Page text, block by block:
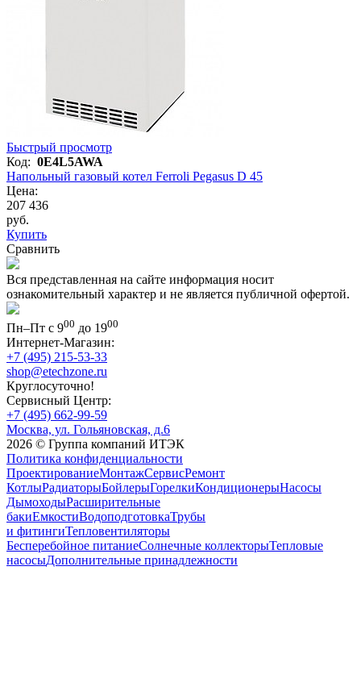
Быстрый просмотр
Код: 0E4L5AWA
Напольный газовый котел Ferroli Pegasus D 45
Цена:
207 436
руб.
Купить
Сравнить
Вся представленная на сайте информация носит
ознакомительный характер и не является публичной офертой.
Пн–Пт с 900 до 1900
Интернет-Магазин:
+7 (495) 215-53-33
shop@etechzone.ru
Круглосуточно!
Сервисный Центр:
+7 (495) 662-99-59
Москва, ул. Гольяновская, д.6
2026 © Группа компаний ИТЭК
Политика конфиденциальности
ПроектированиеМонтажСервисРемонт
КотлыРадиаторыБойлерыГорелкиКондиционерыНасосы
ДымоходыРасширительные
бакиЕмкостиВодоподготовкаТрубы
и фитингиТепловентиляторы
Бесперебойное питаниеСолнечные коллекторыТепловые
насосыДополнительные принадлежности